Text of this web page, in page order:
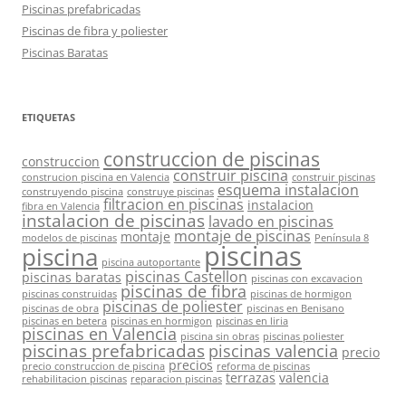
Piscinas prefabricadas
Piscinas de fibra y poliester
Piscinas Baratas
ETIQUETAS
construccion construccion de piscinas
construcion piscina en Valencia construir piscina construir piscinas
construyendo piscina construye piscinas esquema instalacion
fibra en Valencia filtracion en piscinas instalacion
instalacion de piscinas lavado en piscinas
modelos de piscinas montaje montaje de piscinas Península 8
piscina piscina autoportante piscinas
piscinas baratas piscinas Castellon piscinas con excavacion
piscinas construidas piscinas de fibra piscinas de hormigon
piscinas de obra piscinas de poliester piscinas en Benisano
piscinas en betera piscinas en hormigon piscinas en liria
piscinas en Valencia piscina sin obras piscinas poliester
piscinas prefabricadas piscinas valencia precio
precio construccion de piscina precios reforma de piscinas
rehabilitacion piscinas reparacion piscinas terrazas valencia